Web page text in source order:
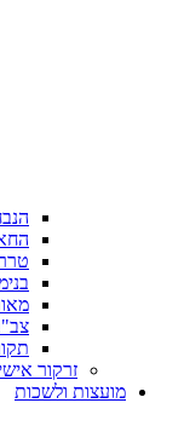
זרקור
מועצות ולשכות